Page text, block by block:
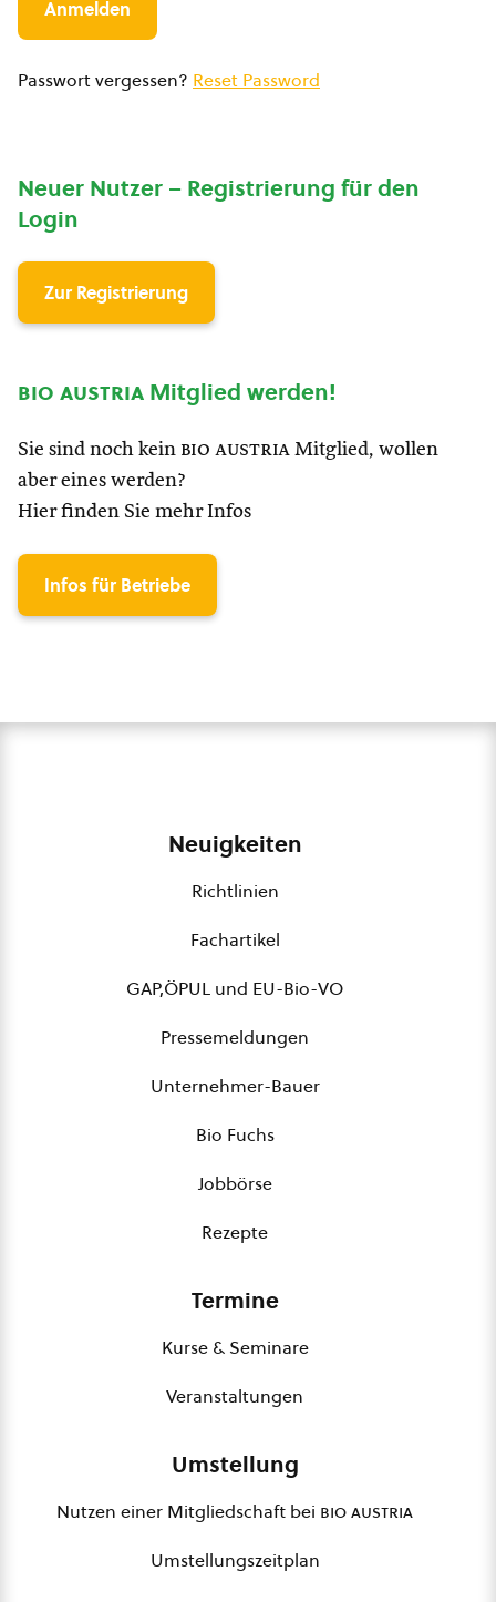
Passwort vergessen? Reset Password
Neuer Nutzer – Registrierung für den
Login
Zur Registrierung
bio austria Mitglied werden!
Sie sind noch kein bio austria Mitglied, wollen
aber eines werden?
Hier finden Sie mehr Infos
Infos für Betriebe
Neuigkeiten
Richtlinien
Fachartikel
GAP,ÖPUL und EU-Bio-VO
Pressemeldungen
Unternehmer-Bauer
Bio Fuchs
Jobbörse
Rezepte
Termine
Kurse & Seminare
Veranstaltungen
Umstellung
Nutzen einer Mitgliedschaft bei bio austria
Umstellungszeitplan